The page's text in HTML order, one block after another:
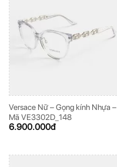
Versace Nữ – Gọng kính Nhựa –
Mã VE3302D_148
6.900.000đ